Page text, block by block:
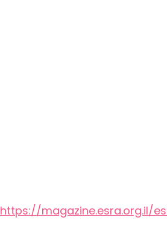
https://magazine.esra.org.il/